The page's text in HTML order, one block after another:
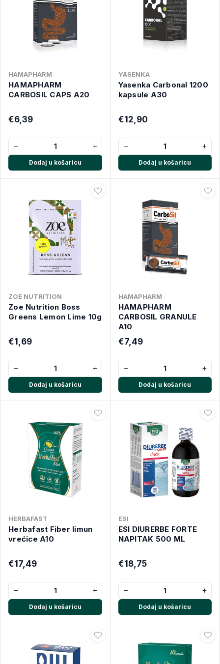
HAMAPHARM
HAMAPHARM
CARBOSIL CAPS A20
€6,39
− +
Dodaj u košaricu
YASENKA
Yasenka Carbonal 1200
kapsule A30
€12,90
− +
Dodaj u košaricu
ZOE NUTRITION
Zoe Nutrition Boss
Greens Lemon Lime 10g
€1,69
− +
Dodaj u košaricu
HAMAPHARM
HAMAPHARM
CARBOSIL GRANULE
A10
€7,49
− +
Dodaj u košaricu
HERBAFAST
Herbafast Fiber limun
vrećice A10
€17,49
− +
Dodaj u košaricu
ESI
ESI DIURERBE FORTE
NAPITAK 500 ML
€18,75
− +
Dodaj u košaricu